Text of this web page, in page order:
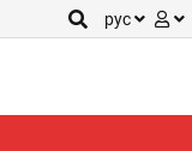
рус